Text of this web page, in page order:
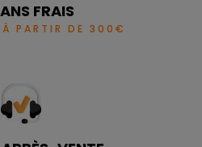
FRAIS
À PARTIR DE 300€